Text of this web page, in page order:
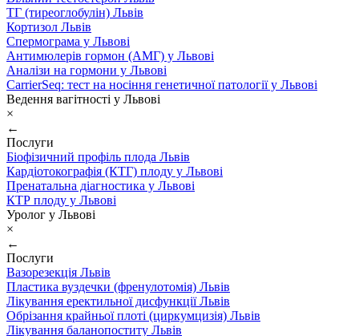
ТГ (тиреоглобулін) Львів
Кортизол Львів
Спермограма у Львові
Антимюлерів гормон (АМГ) у Львові
Аналізи на гормони у Львові
CarrierSeq: тест на носіння генетичної патології у Львові
Ведення вагітності у Львові
×
←
Послуги
Біофізичний профіль плода Львів
Кардіотокографія (КТГ) плоду у Львові
Пренатальна діагностика у Львові
КТР плоду у Львові
Уролог у Львові
×
←
Послуги
Вазорезекція Львів
Пластика вуздечки (френулотомія) Львів
Лікування еректильної дисфункції Львів
Обрізання крайньої плоті (циркумцизія) Львів
Лікування баланопоститу Львів